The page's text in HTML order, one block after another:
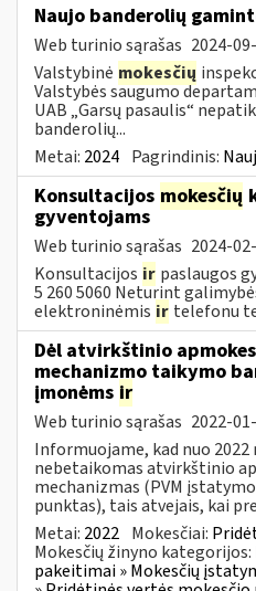
Naujo banderolių
Web turinio sąrašas 2024-
Valstybinė mokesčių
Valstybės saugumo
UAB „Garsų pasaulis“
banderolių...
Metai: 2024 Pagrindinis:
Konsultacijos mokesčių
gyventojams
Web turinio sąrašas 2024-
Konsultacijos ir paslaugos
5 260 5060 Neturint
elektroninėmis ir telefonu
Dėl atvirkštinio
mechanizmo taikymo
įmonėms ir
Web turinio sąrašas 2022-
Informuojame, kad nuo 2022
nebetaikomas atvirkštinio
mechanizmas (PVM
punktas), tais atvejais, kai
Metai: 2022 Mokesčiai:
Mokesčių žinyno kategorijos:
pakeitimai » Mokesčių